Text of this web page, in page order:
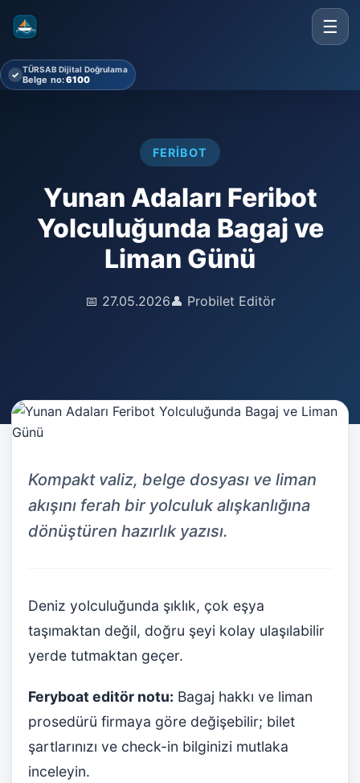
☰
✓ TÜRSAB Dijital Doğrulama
Belge no:6100
FERIBOT
Yunan Adaları Feribot
Yolculuğunda Bagaj ve
Liman Günü
📅 27.05.2026👤 Probilet Editör
Kompakt valiz, belge dosyası ve liman
akışını ferah bir yolculuk alışkanlığına
dönüştüren hazırlık yazısı.
Deniz yolculuğunda şıklık, çok eşya
taşımaktan değil, doğru şeyi kolay ulaşılabilir
yerde tutmaktan geçer.
Feryboat editör notu: Bagaj hakkı ve liman
prosedürü firmaya göre değişebilir; bilet
şartlarınızı ve check-in bilginizi mutlaka
inceleyin.